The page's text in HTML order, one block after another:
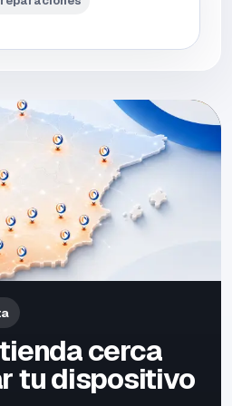
cerca
tu dispositivo